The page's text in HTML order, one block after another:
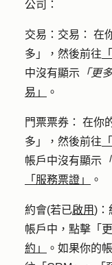
公司 ：
交易 ：交易： 在
多」
，然後前往
中沒有顯示 「更多
易」
。
門票票券： 在你
多」
，然後前往
帳戶中沒有顯示
「服務票證」
。
約會(若已啟用)：
帳戶中，點擊 「
約」
。如果你的